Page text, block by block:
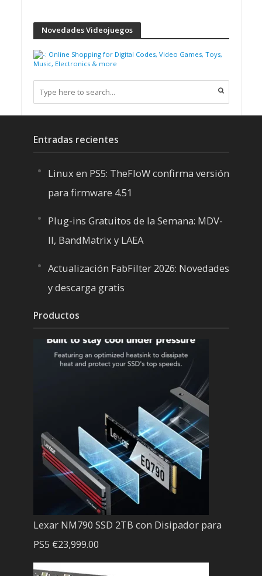
Novedades Videojuegos
Entradas recientes
Linux en PS5: TheFloW confirma versión
para firmware 4.51
Plug-ins Gratuitos de la Semana: MDV-
II, BandMatrix y LAEA
Actualización FabFilter 2026: Novedades
y descarga gratis
Productos
Lexar NM790 SSD 2TB con Disipador para
PS5 €23,999.00